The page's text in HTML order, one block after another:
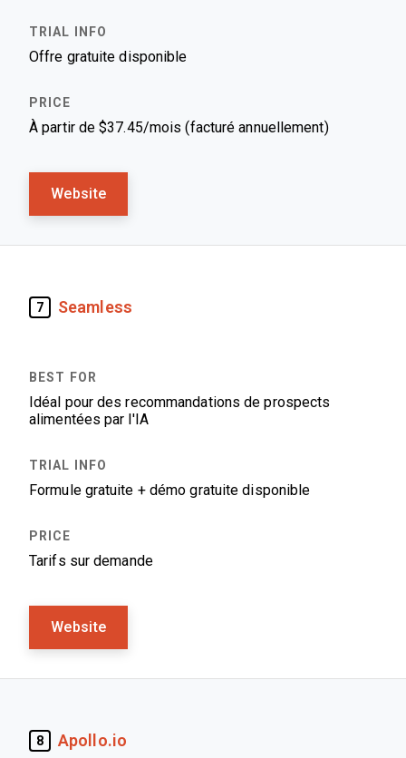
Offre gratuite disponible
À partir de $37.45/mois (facturé annuellement)
Website
7 Seamless
Idéal pour des recommandations de prospects
alimentées par l'IA
Formule gratuite + démo gratuite disponible
Tarifs sur demande
Website
8 Apollo.io